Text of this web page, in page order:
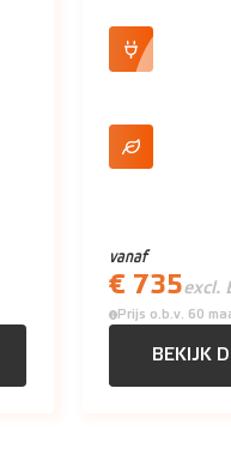
vanaf
€ 735excl.
Prijs o.b.v. 60
BEKIJK